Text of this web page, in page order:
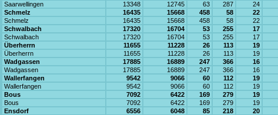
Saarwellingen
13348 12745 63 287 24
Schmelz
16435 15668 458 58 22
Schmelz
16435 15668 458 58 22
Schwalbach
17320 16704 53 255 17
Schwalbach
17320 16704 53 255 17
Überherrn
11655 11228 26 113 19
Überherrn
11655 11228 26 113 19
Wadgassen
17885 16889 247 366 16
Wadgassen
17885 16889 247 366 16
Wallerfangen
9542 9066 60 112 19
Wallerfangen
9542 9066 60 112 19
Bous
7092 6422 169 279 19
Bous
7092 6422 169 279 19
Ensdorf
6556 6048 85 218 20